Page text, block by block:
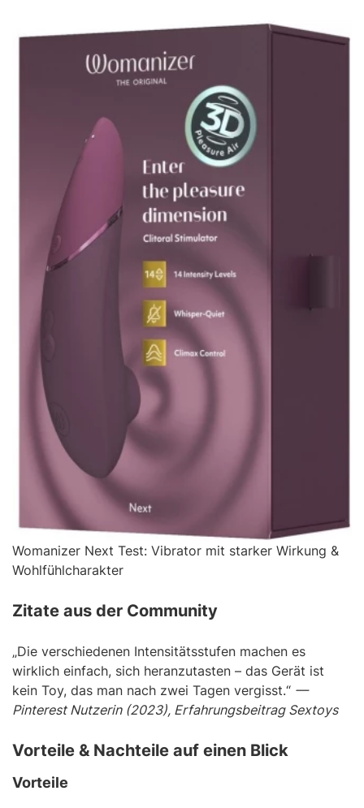
Womanizer Next Test: Vibrator mit starker Wirkung &
Wohlfühlcharakter
Zitate aus der Community
„Die verschiedenen Intensitätsstufen machen es
wirklich einfach, sich heranzutasten – das Gerät ist
kein Toy, das man nach zwei Tagen vergisst.“ —
Pinterest Nutzerin (2023), Erfahrungsbeitrag Sextoys
Vorteile & Nachteile auf einen Blick
Vorteile